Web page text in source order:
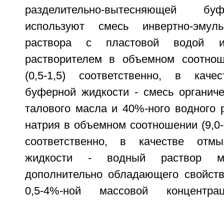
разделительно-вытесняющей
используют смесь инвертно-
раствора с пластовой водой
растворителем в объемном
(0,5-1,5) соответственно, в
буферной жидкости - смесь
талового масла и 40%-ного водного
натрия в объемном соотношении
соответственно, в качестве
жидкости - водный раствор
дополнительно обладающего
0,5-4%-ной массовой